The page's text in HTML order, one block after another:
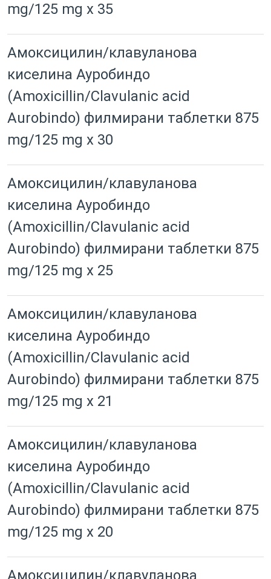
mg/125 mg x 35
Амоксицилин/клавуланова
киселина Ауробиндо
(Amoxicillin/Clavulanic acid
Aurobindo) филмирани таблетки 875
mg/125 mg x 30
Амоксицилин/клавуланова
киселина Ауробиндо
(Amoxicillin/Clavulanic acid
Aurobindo) филмирани таблетки 875
mg/125 mg x 25
Амоксицилин/клавуланова
киселина Ауробиндо
(Amoxicillin/Clavulanic acid
Aurobindo) филмирани таблетки 875
mg/125 mg x 21
Амоксицилин/клавуланова
киселина Ауробиндо
(Amoxicillin/Clavulanic acid
Aurobindo) филмирани таблетки 875
mg/125 mg x 20
Амоксицилин/клавуланова